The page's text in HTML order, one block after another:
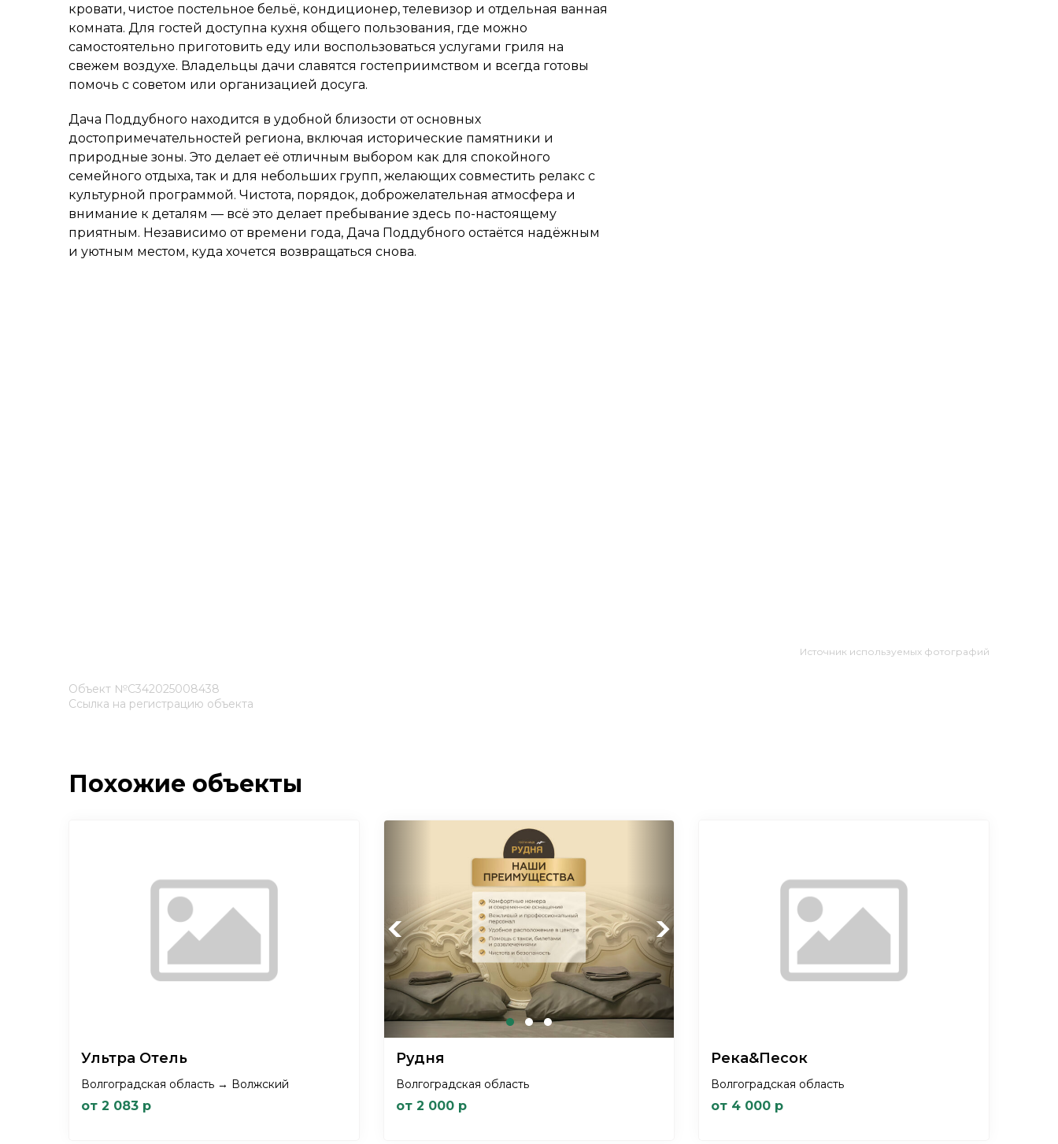
кровати, чистое постельное бельё, кондиционер, телевизор и отдельная ванная
комната. Для гостей доступна кухня общего пользования, где можно
самостоятельно приготовить еду или воспользоваться услугами гриля на
свежем воздухе. Владельцы дачи славятся гостеприимством и всегда готовы
помочь с советом или организацией досуга.
Дача Поддубного находится в удобной близости от основных
достопримечательностей региона, включая исторические памятники и
природные зоны. Это делает её отличным выбором как для спокойного
семейного отдыха, так и для небольших групп, желающих совместить релакс с
культурной программой. Чистота, порядок, доброжелательная атмосфера и
внимание к деталям — всё это делает пребывание здесь по-настоящему
приятным. Независимо от времени года, Дача Поддубного остаётся надёжным
и уютным местом, куда хочется возвращаться снова.
Источник используемых фотографий
Объект №С342025008438
Ссылка на регистрацию объекта
Похожие объекты
Ультра Отель
Волгоградская область → Волжский
от 2 083 р
Previous Next
Рудня
Волгоградская область
от 2 000 р
Река&Песок
Волгоградская область
от 4 000 р